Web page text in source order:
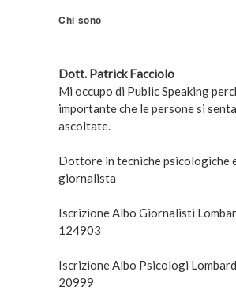
Chi sono
Dott. Patrick Facciolo
Mi occupo di Public Speaking
importante che le persone si
ascoltate.
Dottore in tecniche psicologiche
giornalista
Iscrizione Albo Giornalisti
124903
Iscrizione Albo Psicologi
20999